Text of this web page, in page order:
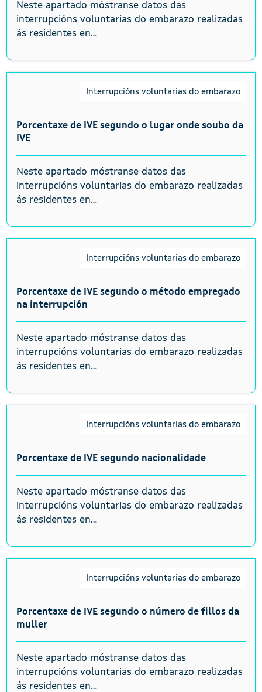
Neste apartado móstranse datos das
interrupcións voluntarias do embarazo realizadas
ás residentes en...
Interrupcións voluntarias do embarazo
Porcentaxe de IVE segundo o lugar onde soubo da
IVE
Neste apartado móstranse datos das
interrupcións voluntarias do embarazo realizadas
ás residentes en...
Interrupcións voluntarias do embarazo
Porcentaxe de IVE segundo o método empregado
na interrupción
Neste apartado móstranse datos das
interrupcións voluntarias do embarazo realizadas
ás residentes en...
Interrupcións voluntarias do embarazo
Porcentaxe de IVE segundo nacionalidade
Neste apartado móstranse datos das
interrupcións voluntarias do embarazo realizadas
ás residentes en...
Interrupcións voluntarias do embarazo
Porcentaxe de IVE segundo o número de fillos da
muller
Neste apartado móstranse datos das
interrupcións voluntarias do embarazo realizadas
ás residentes en...